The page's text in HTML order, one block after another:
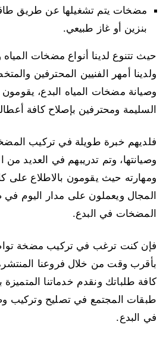
مضخات يتم تشغيلها عن طريق
بنزين أو غاز طبيعي.
حيث تتنوع لدينا أنواع مضخات المياه
ولدينا أمهر الفنيين المحترفين
وصيانة مضخات المياه البدع، يقومون
السليمة ومحترفين بإصلاح كافة
فلديهم خبرة طويلة في تركيب
وصيانتها، وتم تدريبهم في العديد من
ومهارته حيث يقومون بالاطلاع على
المجال ويعملون على مدار اليوم في
المضخات في البدع.
فإن كنت ترغب في تركيب مضخة
بأقرب وقت من خلال فروعنا
كافة طلباتك ونقدم خدماتنا
طبقات المجتمع في تصليح وتركيب
في البدع.